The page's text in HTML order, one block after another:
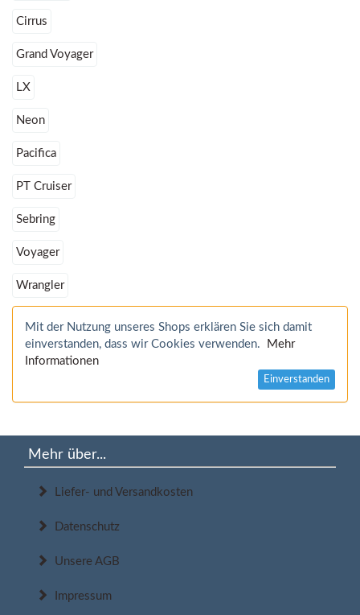
Cirrus
Grand Voyager
LX
Neon
Pacifica
PT Cruiser
Sebring
Voyager
Wrangler
Mit der Nutzung unseres Shops erklären Sie sich damit
einverstanden, dass wir Cookies verwenden.
Mehr
Informationen
Einverstanden
Mehr über...
Liefer- und Versandkosten
Datenschutz
Unsere AGB
Impressum